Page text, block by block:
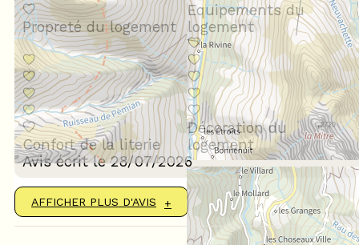
Propreté du logement
Equipements du
logement
Confort de la literie
Décoration du
logement
Avis écrit le 28/07/2026
AFFICHER PLUS D'AVIS